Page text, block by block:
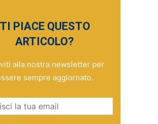
TI PIACE QUESTO
ARTICOLO?
alla nostra newsletter per
sempre aggiornato.